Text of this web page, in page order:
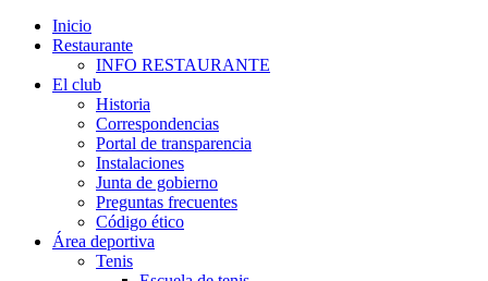
Inicio
Restaurante
INFO RESTAURANTE
El club
Historia
Correspondencias
Portal de transparencia
Instalaciones
Junta de gobierno
Preguntas frecuentes
Código ético
Área deportiva
Tenis